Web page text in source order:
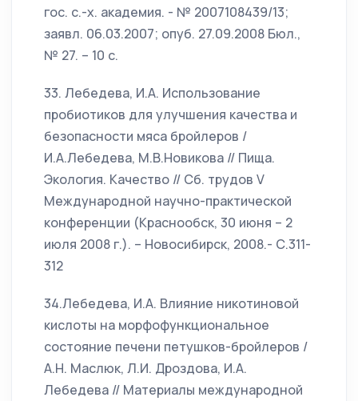
гос. с.-х. академия. - № 2007108439/13;
заявл. 06.03.2007; опуб. 27.09.2008 Бюл.,
№ 27. – 10 с.
33. Лебедева, И.А. Использование
пробиотиков для улучшения качества и
безопасности мяса бройлеров /
И.А.Лебедева, М.В.Новикова // Пища.
Экология. Качество // Сб. трудов V
Международной научно-практической
конференции (Краснообск, 30 июня – 2
июля 2008 г.). – Новосибирск, 2008.- С.311-
312
34.Лебедева, И.А. Влияние никотиновой
кислоты на морфофункциональное
состояние печени петушков-бройлеров /
А.Н. Маслюк, Л.И. Дроздова, И.А.
Лебедева // Материалы международной